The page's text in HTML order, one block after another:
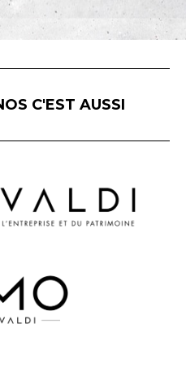
C'EST AUSSI